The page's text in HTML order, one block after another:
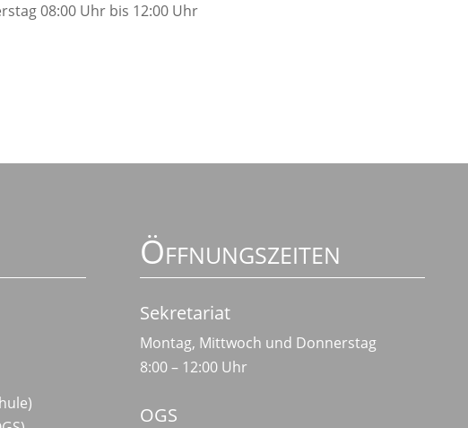
08:00 Uhr bis 12:00 Uhr
Öffnungszeiten
Sekretariat
Montag, Mittwoch und Donnerstag
8:00 – 12:00 Uhr
OGS